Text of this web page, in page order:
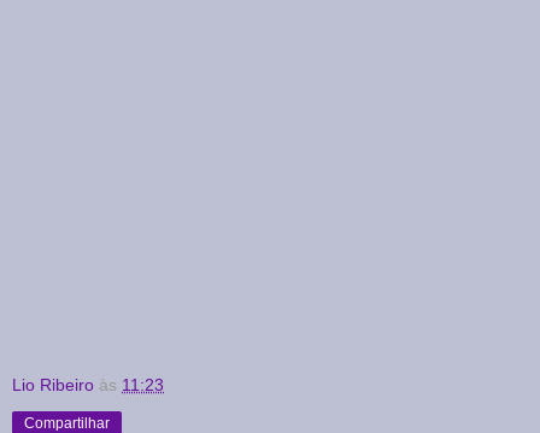
Lio Ribeiro às 11:23
Compartilhar